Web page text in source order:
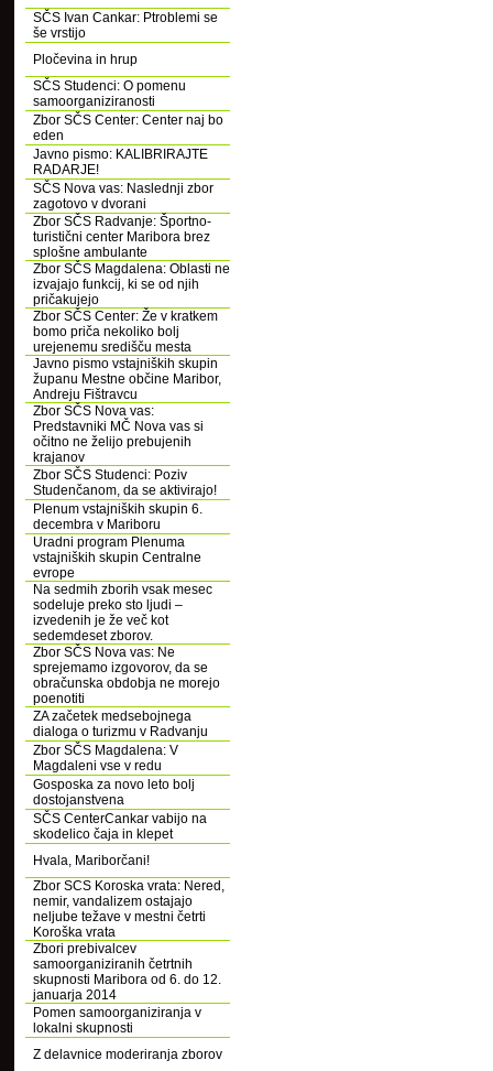
SČS Ivan Cankar: Ptroblemi se
še vrstijo
Pločevina in hrup
SČS Studenci: O pomenu
samoorganiziranosti
Zbor SČS Center: Center naj bo
eden
Javno pismo: KALIBRIRAJTE
RADARJE!
SČS Nova vas: Naslednji zbor
zagotovo v dvorani
Zbor SČS Radvanje: Športno-
turistični center Maribora brez
splošne ambulante
Zbor SČS Magdalena: Oblasti ne
izvajajo funkcij, ki se od njih
pričakujejo
Zbor SČS Center: Že v kratkem
bomo priča nekoliko bolj
urejenemu središču mesta
Javno pismo vstajniških skupin
županu Mestne občine Maribor,
Andreju Fištravcu
Zbor SČS Nova vas:
Predstavniki MČ Nova vas si
očitno ne želijo prebujenih
krajanov
Zbor SČS Studenci: Poziv
Studenčanom, da se aktivirajo!
Plenum vstajniških skupin 6.
decembra v Mariboru
Uradni program Plenuma
vstajniških skupin Centralne
evrope
Na sedmih zborih vsak mesec
sodeluje preko sto ljudi –
izvedenih je že več kot
sedemdeset zborov.
Zbor SČS Nova vas: Ne
sprejemamo izgovorov, da se
obračunska obdobja ne morejo
poenotiti
ZA začetek medsebojnega
dialoga o turizmu v Radvanju
Zbor SČS Magdalena: V
Magdaleni vse v redu
Gosposka za novo leto bolj
dostojanstvena
SČS CenterCankar vabijo na
skodelico čaja in klepet
Hvala, Mariborčani!
Zbor SCS Koroska vrata: Nered,
nemir, vandalizem ostajajo
neljube težave v mestni četrti
Koroška vrata
Zbori prebivalcev
samoorganiziranih četrtnih
skupnosti Maribora od 6. do 12.
januarja 2014
Pomen samoorganiziranja v
lokalni skupnosti
Z delavnice moderiranja zborov